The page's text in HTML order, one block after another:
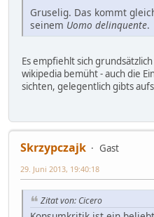
Gruselig. Das kommt
seinem Uomo delinquente.
Es empfiehlt sich
wikipedia bemüht - auch die
sichten, gelegentlich gibts
Skrzypczajk
Gast
29. Juni 2013, 19:40:18
Zitat von: Cicero